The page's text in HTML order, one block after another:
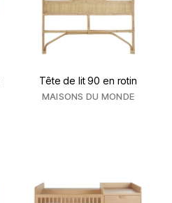
Tête de lit 90 en rotin
MAISONS DU MONDE